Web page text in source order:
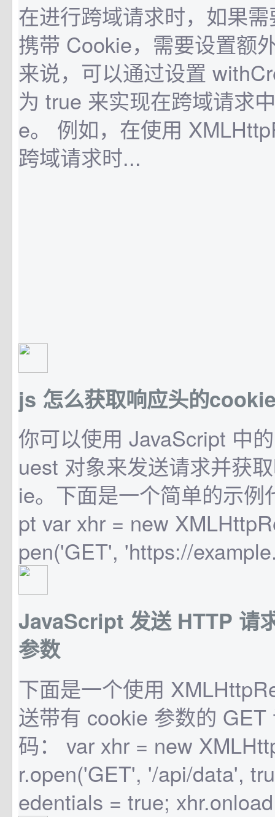
在进行跨域请求时，如果
携带 Cookie，需要设置额
来说，可以通过设置
为 true 来实现在跨域请求
e。 例如，在使用
跨域请求时...
js 怎么获取响应头的
你可以使用 JavaScript 中
uest 对象来发送请求并获
ie。下面是一个简单的示例
pt var xhr = new
pen('GET', 'https://
JavaScript 发送 HTTP 请
参数
下面是一个使用
送带有 cookie 参数的 GET
码： var xhr = new
r.open('GET', '/api/data',
edentials = true;